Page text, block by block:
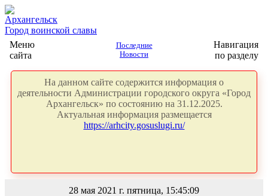
Архангельск
Город воинской славы
Меню
сайта
Последние
Новости
Навигация
по разделу
На данном сайте содержится информация о
деятельности Администрации городского округа «Город
Архангельск» по состоянию на 31.12.2025.
Актуальная информация размещается
https://arhcity.gosuslugi.ru/
28 мая 2021 г. пятница, 15:45:09